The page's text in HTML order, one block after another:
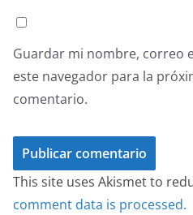
Guardar mi nombre, correo
este navegador para la
comentario.
This site uses Akismet to
comment data is processed.